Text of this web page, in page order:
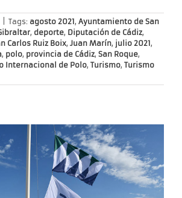
Tags: agosto 2021, Ayuntamiento de San
, deporte, Diputación de Cádiz,
Carlos Ruiz Boix, Juan Marín, julio 2021,
, polo, provincia de Cádiz, San Roque,
Internacional de Polo, Turismo, Turismo